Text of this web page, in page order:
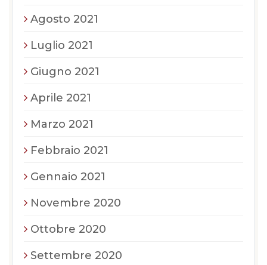
Agosto 2021
Luglio 2021
Giugno 2021
Aprile 2021
Marzo 2021
Febbraio 2021
Gennaio 2021
Novembre 2020
Ottobre 2020
Settembre 2020